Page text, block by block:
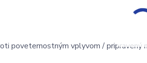
poveternostným vplyvom / pripravený